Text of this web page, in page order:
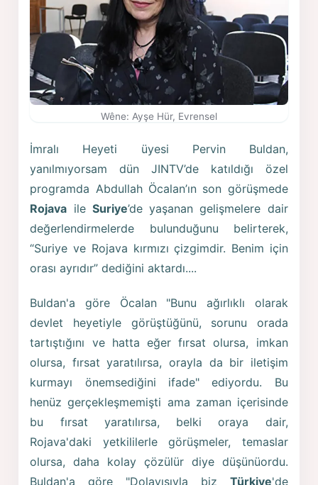
Wêne: Ayşe Hür, Evrensel
İmralı Heyeti üyesi Pervin Buldan,
yanılmıyorsam dün JINTV’de katıldığı özel
programda Abdullah Öcalan’ın son görüşmede
Rojava ile Suriye’de yaşanan gelişmelere dair
değerlendirmelerde bulunduğunu belirterek,
“Suriye ve Rojava kırmızı çizgimdir. Benim için
orası ayrıdır” dediğini aktardı....
Buldan'a göre Öcalan "Bunu ağırlıklı olarak
devlet heyetiyle görüştüğünü, sorunu orada
tartıştığını ve hatta eğer fırsat olursa, imkan
olursa, fırsat yaratılırsa, orayla da bir iletişim
kurmayı önemsediğini ifade" ediyordu. Bu
henüz gerçekleşmemişti ama zaman içerisinde
bu fırsat yaratılırsa, belki oraya dair,
Rojava'daki yetkililerle görüşmeler, temaslar
olursa, daha kolay çözülür diye düşünüordu.
Buldan'a göre "Dolayısıyla biz Türkiye'de